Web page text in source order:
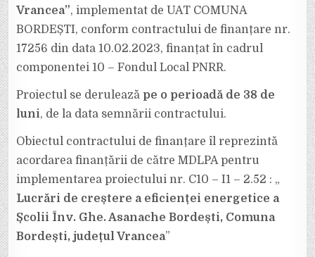
Vrancea”, implementat de UAT COMUNA
BORDEȘTI, conform contractului de finanțare nr.
17256 din data 10.02.2023, finanțat în cadrul
componentei 10 – Fondul Local PNRR.
Proiectul se derulează pe o perioadă de 38 de
luni, de la data semnării contractului.
Obiectul contractului de finanțare îl reprezintă
acordarea finanțării de către MDLPA pentru
implementarea proiectului nr. C10 – I1 – 2.52 : „
Lucrări de creștere a eficienței energetice a
Școlii Înv. Ghe. Asanache Bordești, Comuna
Bordești, județul Vrancea”